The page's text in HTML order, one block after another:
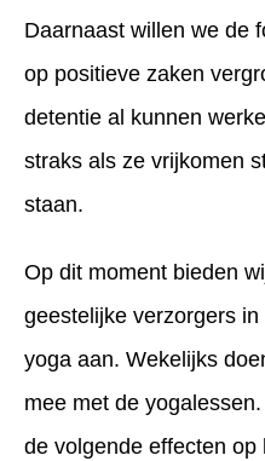
Daarnaast willen we de
op positieve zaken
detentie al kunnen
straks als ze vrijkomen
staan.
Op dit moment bieden
geestelijke verzorgers
yoga aan. Wekelijks
mee met de
de volgende effecten op